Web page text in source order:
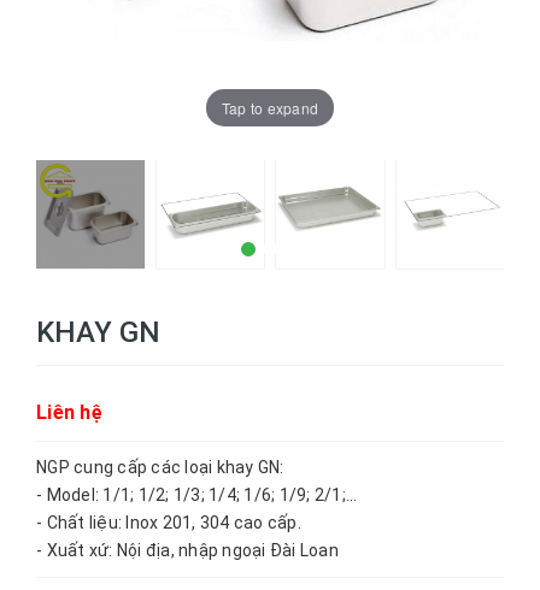
Tap to expand
KHAY GN
Liên hệ
NGP cung cấp các loại khay GN:
- Model: 1/1; 1/2; 1/3; 1/4; 1/6; 1/9; 2/1;...
- Chất liệu: Inox 201, 304 cao cấp.
- Xuất xứ: Nội địa, nhập ngoại Đài Loan